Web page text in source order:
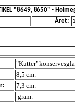
"8649, 8650" -
Året:
"Kutter"
8,5 cm.
7,3 cm.
gram.